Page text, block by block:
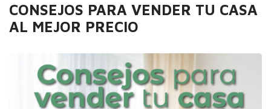
CONSEJOS PARA VENDER TU CASA
AL MEJOR PRECIO